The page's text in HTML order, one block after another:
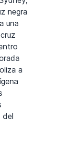
negra
una
a
del